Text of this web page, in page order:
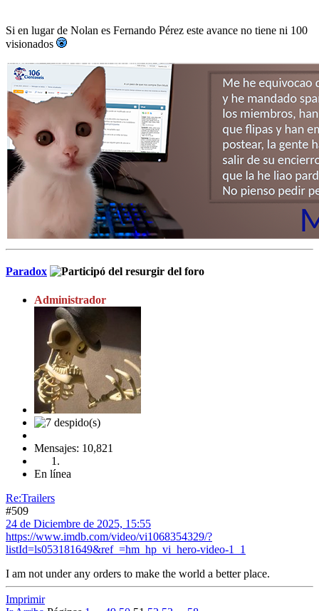
Si en lugar de Nolan es Fernando Pérez este avance no tiene ni 100
visionados
Paradox
Administrador
Mensajes: 10,821
En línea
Re:Trailers
#509
24 de Diciembre de 2025, 15:55
https://www.imdb.com/video/vi1068354329/?
listId=ls053181649&ref_=hm_hp_vi_hero-video-1_1
I am not under any orders to make the world a better place.
Imprimir